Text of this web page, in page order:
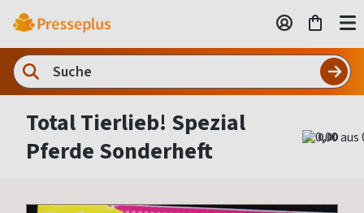
Total Tierlieb! Spezial
Pferde Sonderheft
0,00